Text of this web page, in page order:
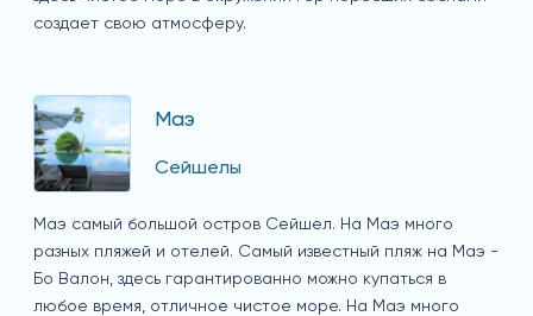
создает свою атмосферу.
Маэ
Сейшелы
Маэ самый большой остров Сейшел. На Маэ много
разных пляжей и отелей. Самый известный пляж на Маэ -
Бо Валон, здесь гарантированно можно купаться в
любое время, отличное чистое море. На Маэ много